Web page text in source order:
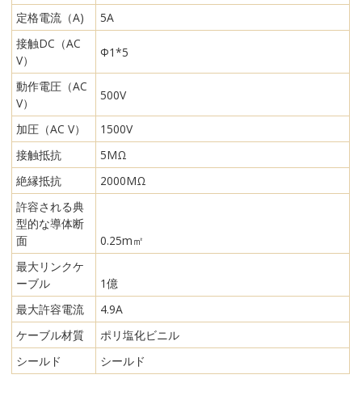
定格電流（A)
5A
接触DC（AC
V）
Φ1*5
動作電圧（AC
V）
500V
加圧（AC V）
1500V
接触抵抗
5MΩ
絶縁抵抗
2000MΩ
許容される典
型的な導体断
面
0.25m㎡
最大リンクケ
ーブル
1億
最大許容電流
4.9A
ケーブル材質
ポリ塩化ビニル
シールド
シールド